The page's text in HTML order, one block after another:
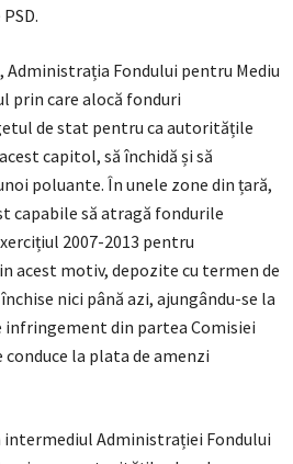
Fondului pentru Mediu
prin care alocă fonduri
de stat pentru ca autoritățile
capitol, să închidă și să
poluante. În unele zone din țară,
capabile să atragă fondurile
2007-2013 pentru
acest motiv, depozite cu termen de
nici până azi, ajungându-se la
infringement din partea Comisiei
conduce la plata de amenzi
intermediul Administrației Fondului